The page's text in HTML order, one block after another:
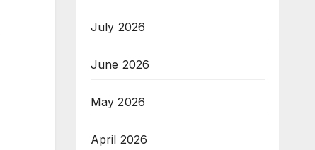
July 2026
June 2026
May 2026
April 2026